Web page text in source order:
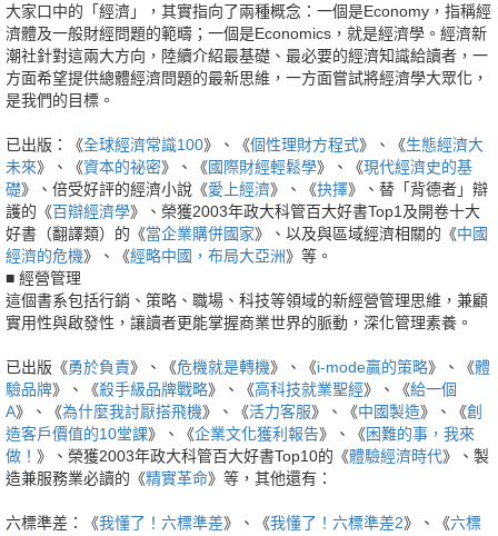
大家口中的「經濟」，其實指向了兩種概念：一個是Economy，指稱經
濟體及一般財經問題的範疇；一個是Economics，就是經濟學。經濟新
潮社針對這兩大方向，陸續介紹最基礎、最必要的經濟知識給讀者，一
方面希望提供總體經濟問題的最新思維，一方面嘗試將經濟學大眾化，
是我們的目標。
已出版：《全球經濟常識100》、《個性理財方程式》、《生態經濟大
未來》、《資本的祕密》、《國際財經輕鬆學》、《現代經濟史的基
礎》、倍受好評的經濟小說《愛上經濟》、《抉擇》、替「背德者」辯
護的《百辯經濟學》、榮獲2003年政大科管百大好書Top1及開卷十大
好書（翻譯類）的《當企業購併國家》、以及與區域經濟相關的《中國
經濟的危機》、《經略中國，布局大亞洲》等。
■ 經營管理
這個書系包括行銷、策略、職場、科技等領域的新經營管理思維，兼顧
實用性與啟發性，讓讀者更能掌握商業世界的脈動，深化管理素養。
已出版《勇於負責》、《危機就是轉機》、《i-mode贏的策略》、《體
驗品牌》、《殺手級品牌戰略》、《高科技就業聖經》、《給一個
A》、《為什麼我討厭搭飛機》、《活力客服》、《中國製造》、《創
造客戶價值的10堂課》、《企業文化獲利報告》、《困難的事，我來
做！ 》、榮獲2003年政大科管百大好書Top10的《體驗經濟時代》、製
造兼服務業必讀的《精實革命》等，其他還有：
六標準差：《我懂了！六標準差》、《我懂了！六標準差2》、《六標